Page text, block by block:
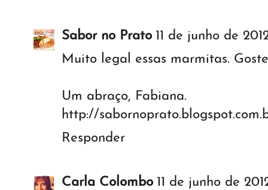
Sabor no Prato 11 de junho de
Muito legal essas marmitas.
Um abraço, Fabiana.
http://
Responder
Carla Colombo 11 de junho de